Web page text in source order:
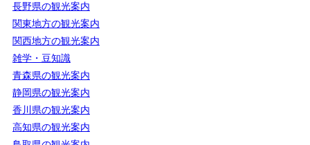
長野県の観光案内
関東地方の観光案内
関西地方の観光案内
雑学・豆知識
青森県の観光案内
静岡県の観光案内
香川県の観光案内
高知県の観光案内